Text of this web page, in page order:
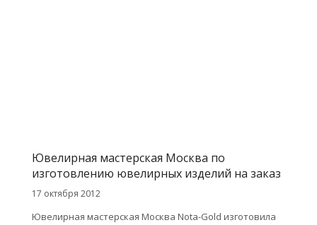
Ювелирная мастерская Москва по
изготовлению ювелирных изделий на заказ
17 октября 2012
Ювелирная мастерская Москва Nota-Gold изготовила